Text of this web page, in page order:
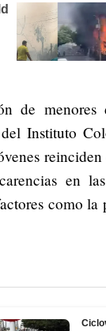
de
Instituto
en
como